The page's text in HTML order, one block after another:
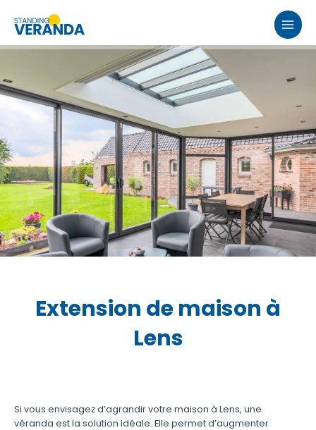
contenu
Extension de maison à
Lens
Si vous envisagez d’agrandir votre maison à Lens, une
véranda est la solution idéale. Elle permet d’augmenter